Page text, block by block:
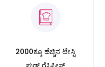
2000ಕ್ಕೂ ಹೆಚ್ಚಿನ ಟೇಸ್ಟಿ